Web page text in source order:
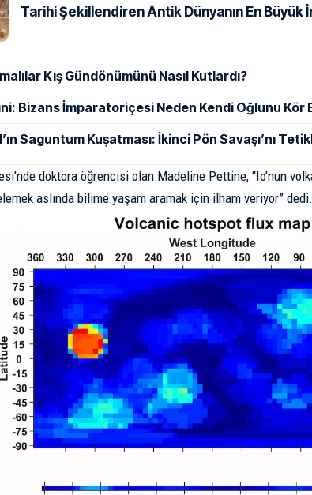
Tarihi Şekillendiren Antik Dünyanın En Büyük
Kış Gündönümünü Nasıl Kutlardı?
Bizans İmparatoriçesi Neden Kendi Oğlunu Kör
Saguntum Kuşatması: İkinci Pön Savaşı’nı
doktora öğrencisi olan Madeline Pettine, “Io’nun
aslında bilime yaşam aramak için ilham veriyor” dedi.